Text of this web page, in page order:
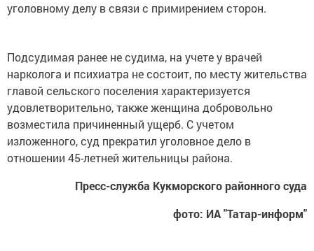
уголовному делу в связи с примирением сторон.
Подсудимая ранее не судима, на учете у врачей
нарколога и психиатра не состоит, по месту жительства
главой сельского поселения характеризуется
удовлетворительно, также женщина добровольно
возместила причиненный ущерб. С учетом
изложенного, суд прекратил уголовное дело в
отношении 45-летней жительницы района.
Пресс-служба Кукморского районного суда
фото: ИА "Татар-информ"